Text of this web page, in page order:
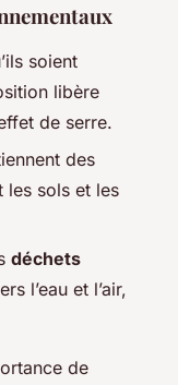
soient
libère
de serre.
des
les sols et les
déchets
l’eau et l’air,
de